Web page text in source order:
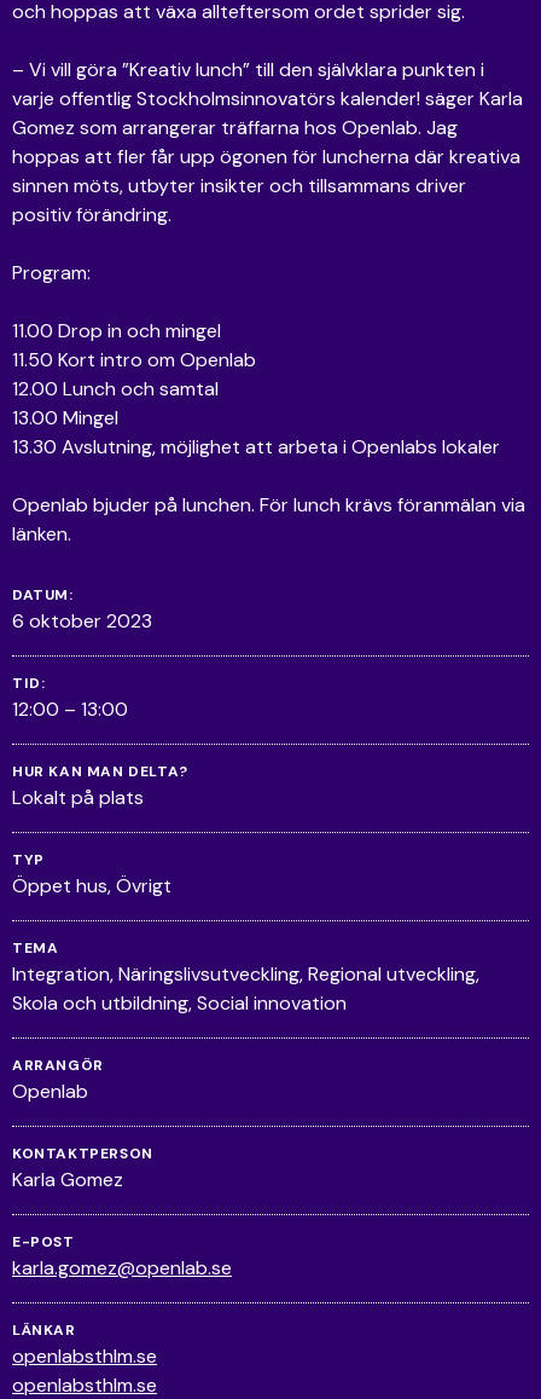
och hoppas att växa allteftersom ordet sprider sig.
– Vi vill göra ”Kreativ lunch” till den självklara punkten i
varje offentlig Stockholmsinnovatörs kalender! säger Karla
Gomez som arrangerar träffarna hos Openlab. Jag
hoppas att fler får upp ögonen för luncherna där kreativa
sinnen möts, utbyter insikter och tillsammans driver
positiv förändring.
Program:
11.00 Drop in och mingel
11.50 Kort intro om Openlab
12.00 Lunch och samtal
13.00 Mingel
13.30 Avslutning, möjlighet att arbeta i Openlabs lokaler
Openlab bjuder på lunchen. För lunch krävs föranmälan via
länken.
DATUM:
6 oktober 2023
TID:
12:00 – 13:00
HUR KAN MAN DELTA?
Lokalt på plats
TYP
Öppet hus Övrigt
TEMA
Integration Näringslivsutveckling Regional utveckling
Skola och utbildning Social innovation
ARRANGÖR
Openlab
KONTAKTPERSON
Karla Gomez
E-POST
karla.gomez@openlab.se
LÄNKAR
openlabsthlm.se
openlabsthlm.se